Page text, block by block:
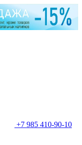
+7 985 410-90-10